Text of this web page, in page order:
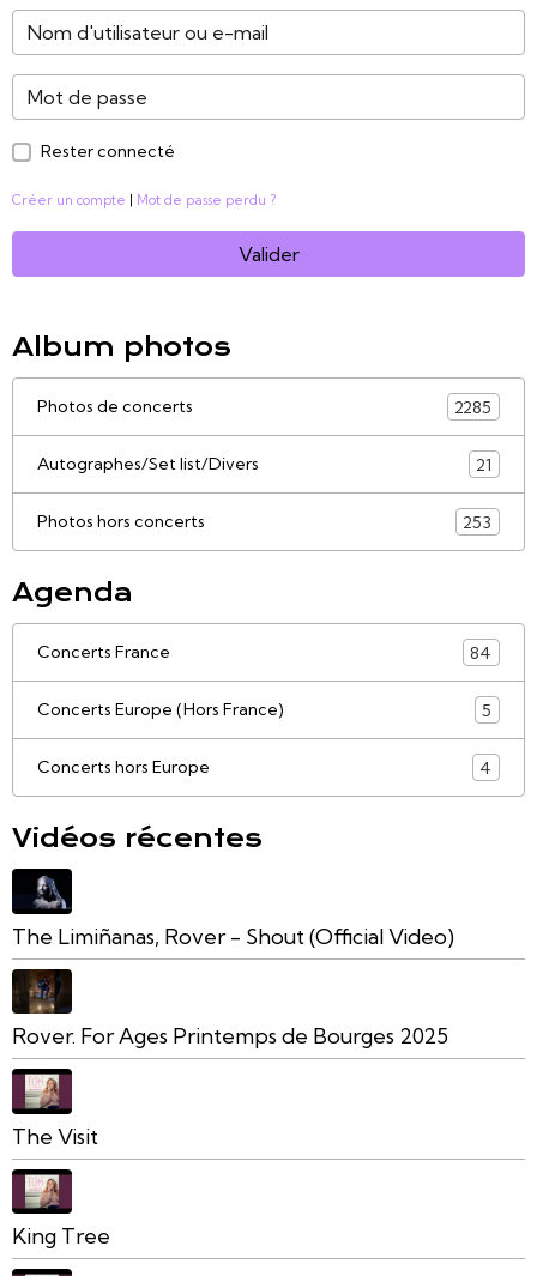
Rester connecté
Créer un compte Mot de passe perdu ?
Valider
Album photos
Photos de concerts 2285
Autographes/Set list/Divers 21
Photos hors concerts 253
Agenda
Concerts France 84
Concerts Europe (Hors France) 5
Concerts hors Europe 4
Vidéos récentes
The Limiñanas, Rover - Shout (Official Video)
Rover. For Ages Printemps de Bourges 2025
The Visit
King Tree